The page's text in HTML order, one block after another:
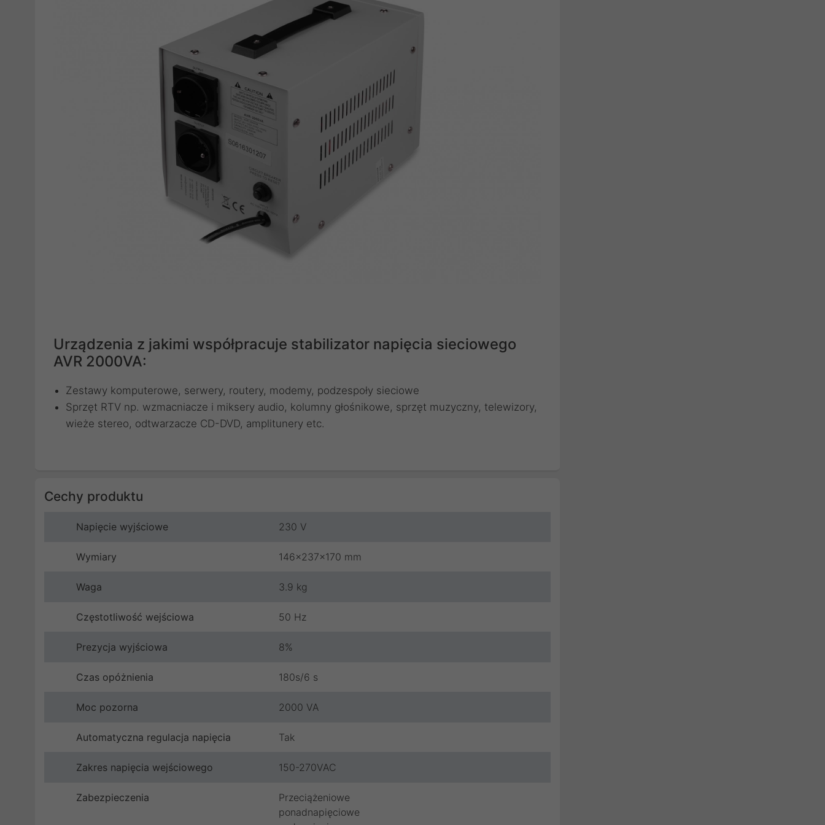
Urządzenia z jakimi współpracuje stabilizator napięcia sieciowego
AVR 2000VA:
Zestawy komputerowe, serwery, routery, modemy, podzespoły sieciowe
Sprzęt RTV np. wzmacniacze i miksery audio, kolumny głośnikowe, sprzęt muzyczny, telewizory,
wieże stereo, odtwarzacze CD-DVD, amplitunery etc.
Cechy produktu
Napięcie wyjściowe 230 V
Wymiary 146x237x170 mm
Waga 3.9 kg
Częstotliwość wejściowa 50 Hz
Prezycja wyjściowa 8%
Czas opóżnienia 180s/6 s
Moc pozorna 2000 VA
Automatyczna regulacja napięcia Tak
Zakres napięcia wejściowego 150-270VAC
Zabezpieczenia
Przeciążeniowe
ponadnapięciowe